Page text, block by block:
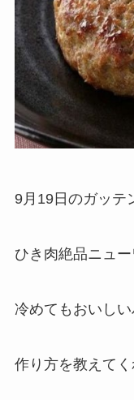
9月19日のガッテ
ひき肉絶品ニュ
冷めてもおいし
作り方を教えてく